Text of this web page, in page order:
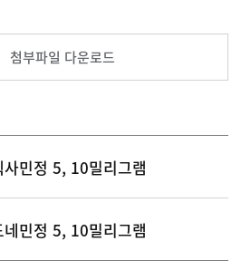
첨부파일 다운로드
민정 5, 10밀리그램
민정 5, 10밀리그램